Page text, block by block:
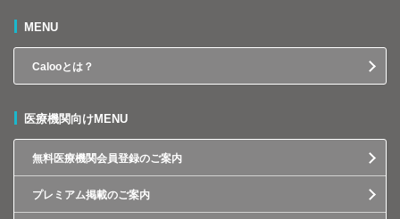
MENU
Calooとは？
医療機関向けMENU
無料医療機関会員登録のご案内
プレミアム掲載のご案内